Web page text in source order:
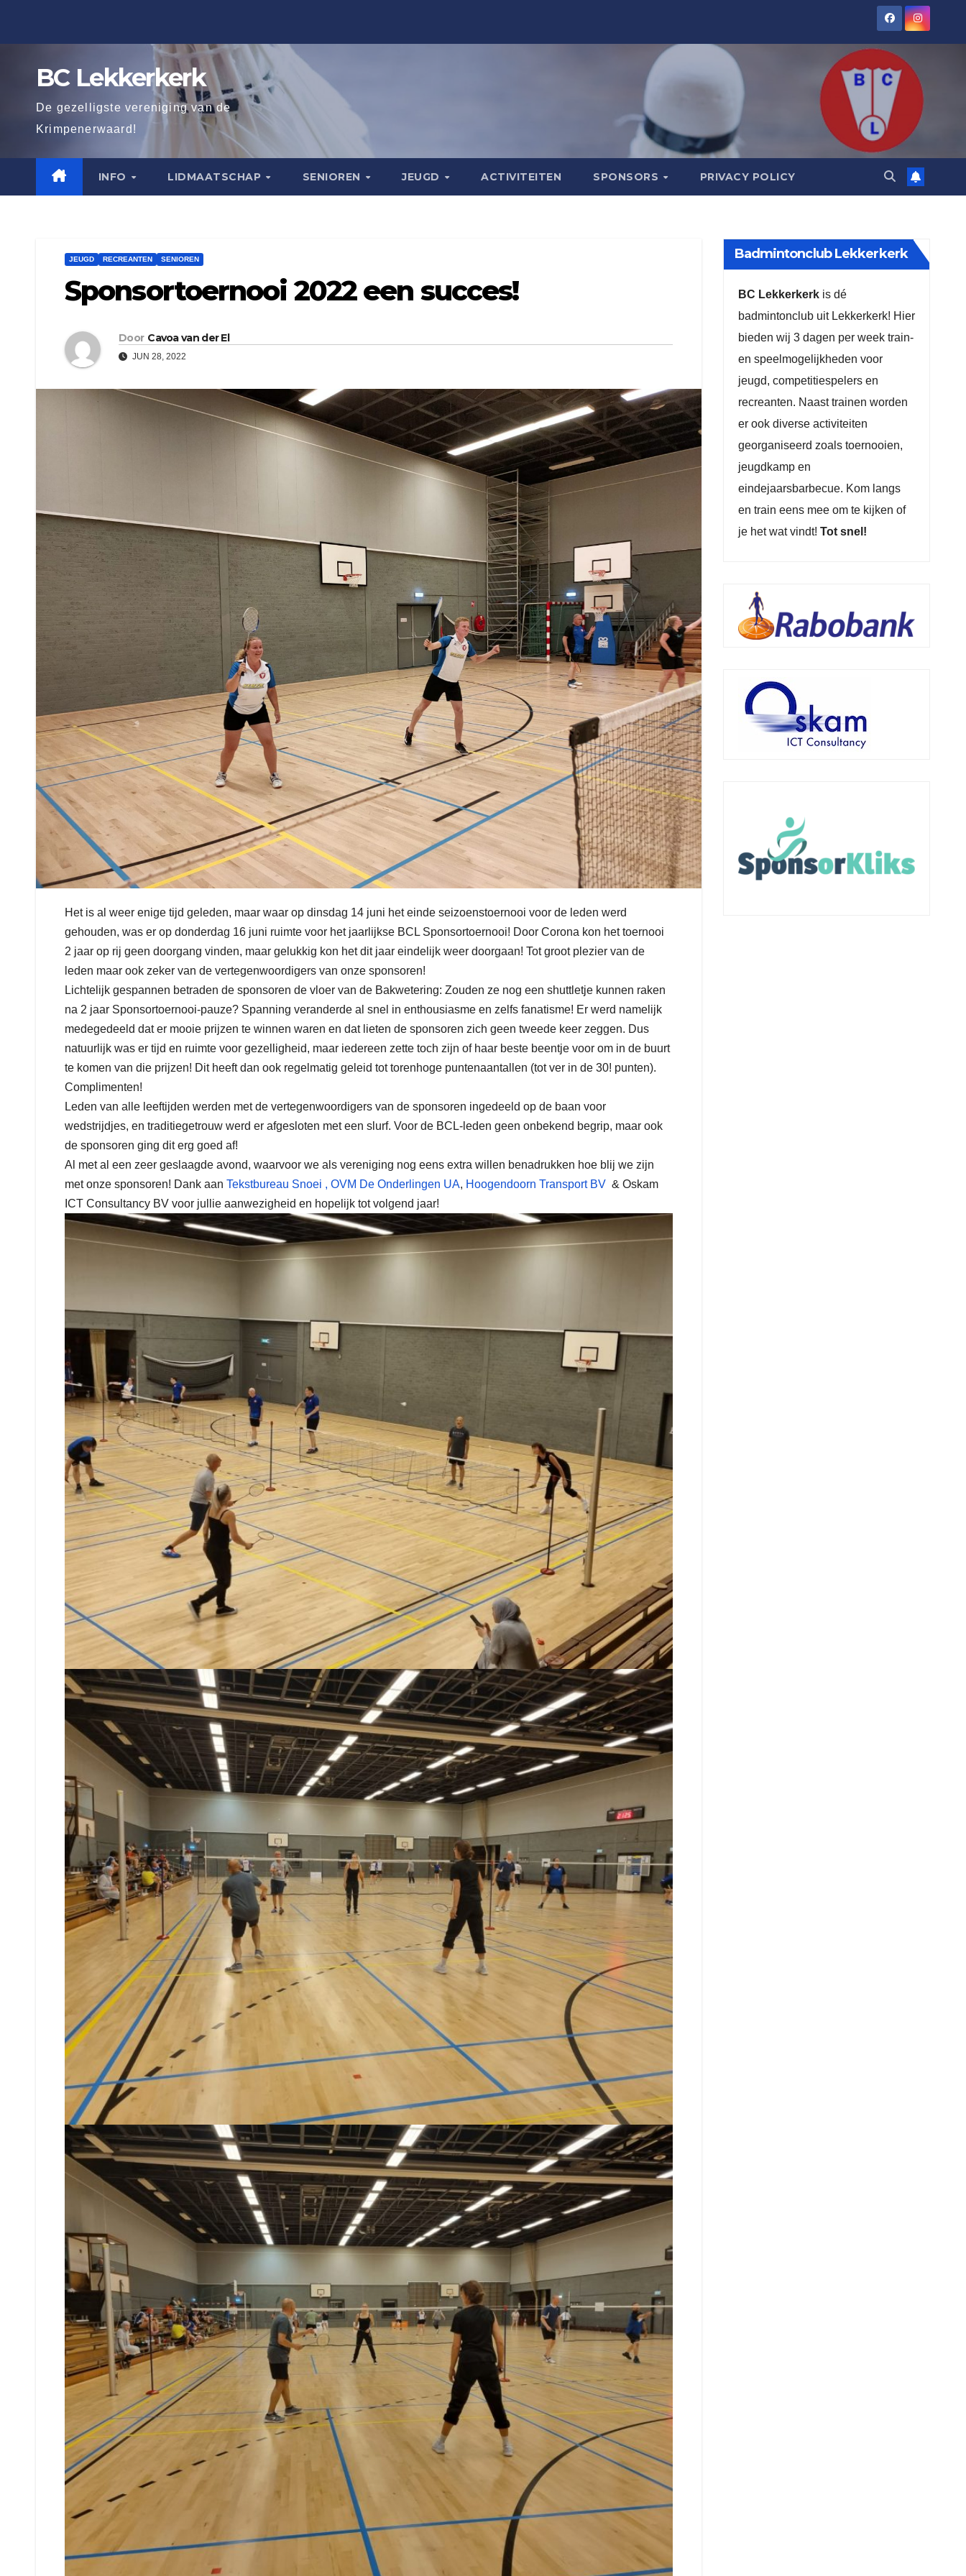
BC Lekkerkerk
De gezelligste vereniging van de
Krimpenerwaard!
INFO LIDMAATSCHAP SENIOREN JEUGD ACTIVITEITEN SPONSORS PRIVACY POLICY
JEUGD RECREANTEN SENIOREN
Sponsortoernooi 2022 een succes!
Door Cavoa van der El
JUN 28, 2022
Het is al weer enige tijd geleden, maar waar op dinsdag 14 juni het einde seizoenstoernooi voor de leden werd
gehouden, was er op donderdag 16 juni ruimte voor het jaarlijkse BCL Sponsortoernooi! Door Corona kon het toernooi
2 jaar op rij geen doorgang vinden, maar gelukkig kon het dit jaar eindelijk weer doorgaan! Tot groot plezier van de
leden maar ook zeker van de vertegenwoordigers van onze sponsoren!
Lichtelijk gespannen betraden de sponsoren de vloer van de Bakwetering: Zouden ze nog een shuttletje kunnen raken
na 2 jaar Sponsortoernooi-pauze? Spanning veranderde al snel in enthousiasme en zelfs fanatisme! Er werd namelijk
medegedeeld dat er mooie prijzen te winnen waren en dat lieten de sponsoren zich geen tweede keer zeggen. Dus
natuurlijk was er tijd en ruimte voor gezelligheid, maar iedereen zette toch zijn of haar beste beentje voor om in de buurt
te komen van die prijzen! Dit heeft dan ook regelmatig geleid tot torenhoge puntenaantallen (tot ver in de 30! punten).
Complimenten!
Leden van alle leeftijden werden met de vertegenwoordigers van de sponsoren ingedeeld op de baan voor
wedstrijdjes, en traditiegetrouw werd er afgesloten met een slurf. Voor de BCL-leden geen onbekend begrip, maar ook
de sponsoren ging dit erg goed af!
Al met al een zeer geslaagde avond, waarvoor we als vereniging nog eens extra willen benadrukken hoe blij we zijn
met onze sponsoren! Dank aan Tekstbureau Snoei , OVM De Onderlingen UA, Hoogendoorn Transport BV & Oskam
ICT Consultancy BV voor jullie aanwezigheid en hopelijk tot volgend jaar!
Badmintonclub Lekkerkerk
BC Lekkerkerkis dé
badmintonclub uit Lekkerkerk! Hier
bieden wij 3 dagen per week train-
en speelmogelijkheden voor
jeugd, competitiespelers en
recreanten. Naast trainen worden
er ook diverse activiteiten
georganiseerd zoals toernooien,
jeugdkamp en
eindejaarsbarbecue. Kom langs
en train eens mee om te kijken of
je het wat vindt! Tot snel!